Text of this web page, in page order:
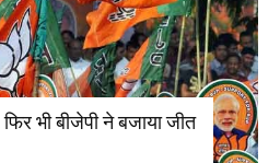
भी बीजेपी ने बजाया जीत